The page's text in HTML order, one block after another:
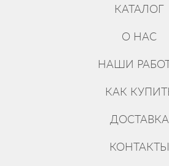
КАТАЛОГ
О НАС
НАШИ
КАК
ДОСТАВКА
КОНТАКТЫ